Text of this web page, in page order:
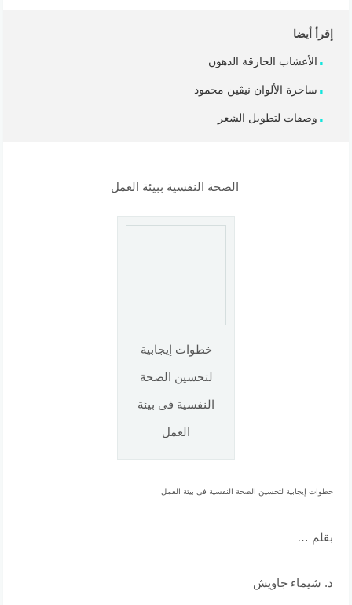
إقرأ أيضا
الأعشاب الحارقة الدهون
ساحرة الألوان نيڤين محمود
وصفات لتطويل الشعر
الصحة النفسية ببيئة العمل
خطوات إيجابية
لتحسين الصحة
النفسية فى بيئة
العمل
خطوات إيجابية لتحسين الصحة النفسية فى بيئة العمل
بقلم …
د. شيماء جاويش